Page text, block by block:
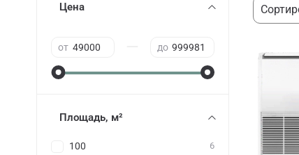
Цена
от до
Площадь, м²
100 6